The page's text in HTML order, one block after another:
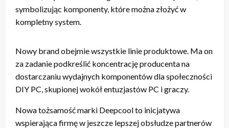
symbolizując komponenty, które można złożyć w
kompletny system.
Nowy brand obejmie wszystkie linie produktowe. Ma on
za zadanie podkreślić koncentrację producenta na
dostarczaniu wydajnych komponentów dla społeczności
DIY PC, skupionej wokół entuzjastów PC i graczy.
Nowa tożsamość marki Deepcool to inicjatywa
wspierająca firmę w jeszcze lepszej obsłudze partnerów